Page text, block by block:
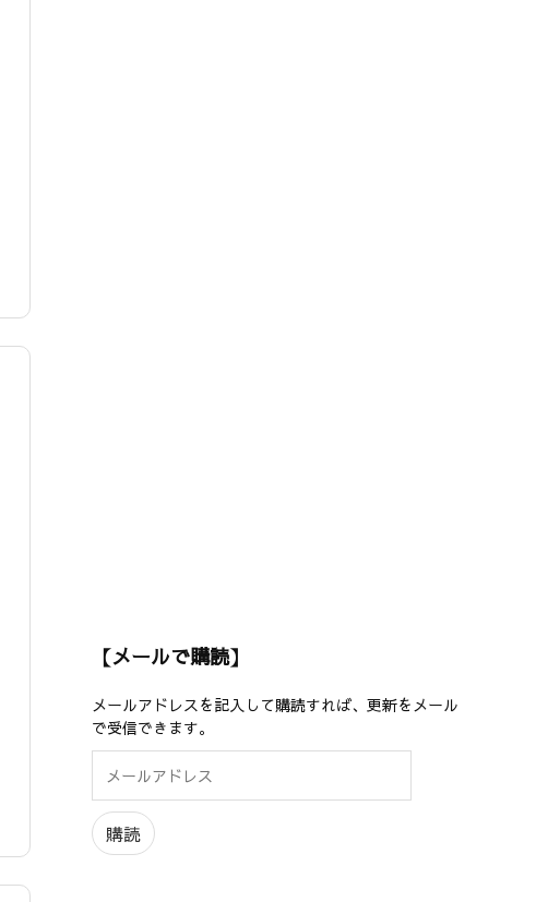
【メールで購読】
メールアドレスを記入して購読すれば、更新をメール
で受信できます。
ル
ア
ド
購読